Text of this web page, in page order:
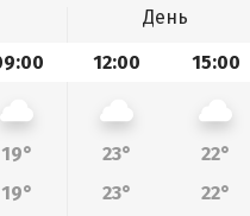
День
12:00 15:00
19° 23° 22°
19° 23° 22°